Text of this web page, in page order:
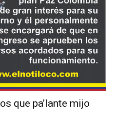
que pa’lante mijo